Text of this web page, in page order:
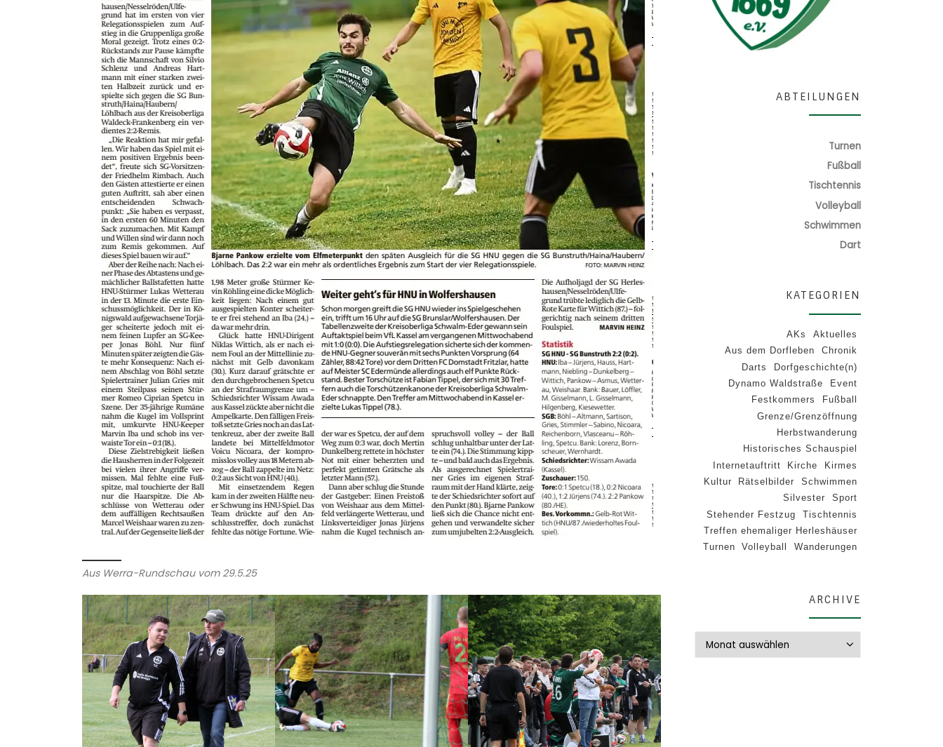
Aus Werra-Rundschau vom 29.5.25
ABTEILUNGEN
Turnen
Fußball
Tischtennis
Volleyball
Schwimmen
Dart
KATEGORIEN
AKs
Aktuelles
Aus dem Dorfleben
Chronik
Darts
Dorfgeschichte(n)
Dynamo Waldstraße
Event
Festkommers
Fußball
Grenze/Grenzöffnung
Herbstwanderung
Historisches Schauspiel
Internetauftritt
Kirche
Kirmes
Kultur
Rätselbilder
Schwimmen
Silvester
Sport
Stehender Festzug
Tischtennis
Treffen ehemaliger Herleshäuser
Turnen
Volleyball Wanderungen
ARCHIVE